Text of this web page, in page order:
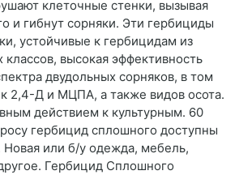
клеточные стенки, вызывая
и гибнут сорняки. Эти гербициды
устойчивые к гербицидам из
классов, высокая эффективность
двудольных сорняков, в том
2,4-Д и МЦПА, а также видов осота.
действием к культурным. 60
гербицид сплошного доступны
Новая или б/у одежда, мебель,
Гербицид Сплошного